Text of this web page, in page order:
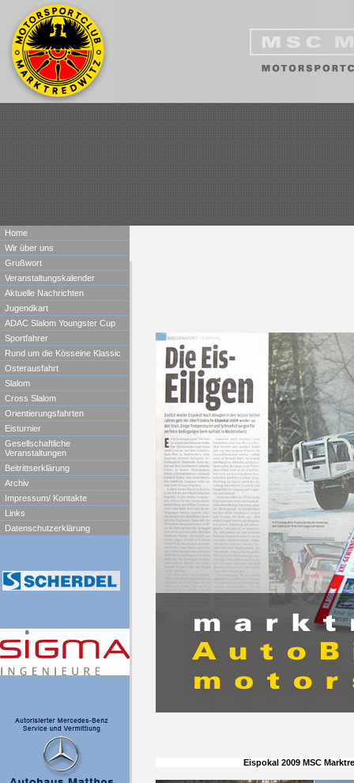
Home
Wir über uns
Grußwort
Veranstaltungskalender
Aktuelle Nachrichten
Jugendkart
ADAC Slalom Youngster Cup
Sportfahrer
Rund um die Kösseine Klassic
Osterausfahrt
Slalom
Cross Slalom
Orientierungsfahrten
Eisturnier
Gesellschaftliche
Veranstaltungen
Beitrittserklärung
Archiv
Impressum/ Kontakte
Links
Datenschutzerklärung
Eispokal 2009 MSC